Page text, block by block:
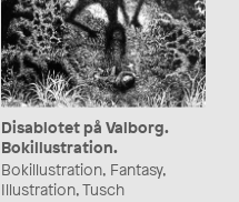
Disablotet på Valborg.
Bokillustration.
Bokillustration, Fantasy,
Illustration, Tusch